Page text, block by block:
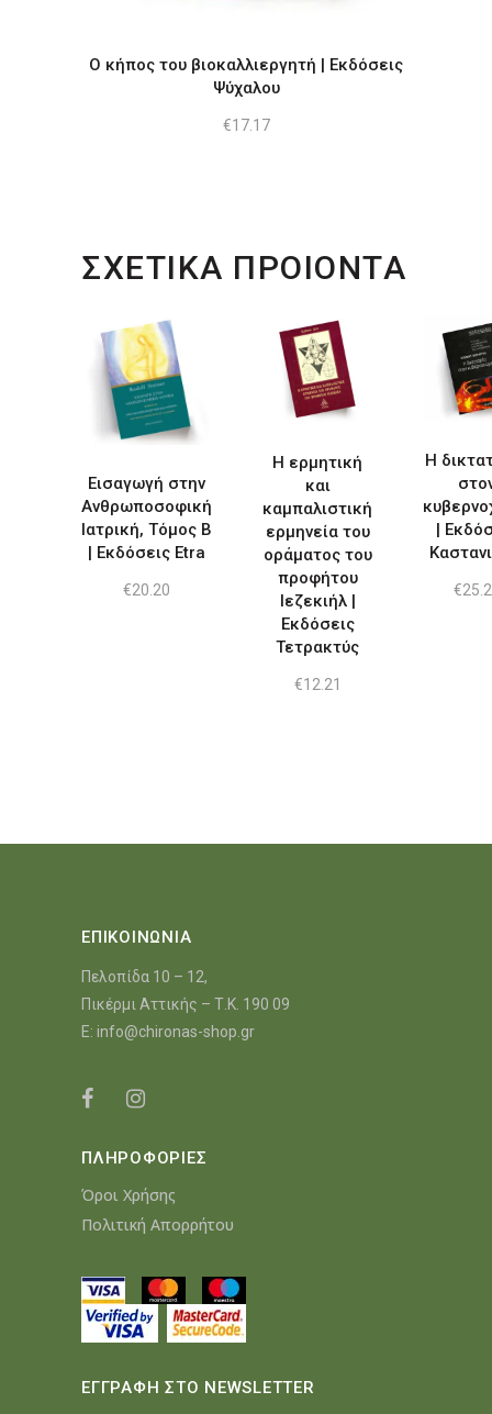
Ο κήπος του βιοκαλλιεργητή | Εκδόσεις
Ψύχαλου
€17.17
ΣΧΕΤΙΚΑ ΠΡΟΙΟΝΤΑ
Εισαγωγή στην
Ανθρωποσοφική
Ιατρική, Τόμος Β
| Εκδόσεις Etra
€20.20
Η ερμητική
και
καμπαλιστική
ερμηνεία του
οράματος του
προφήτου
Ιεζεκιήλ |
Εκδόσεις
Τετρακτύς
€12.21
Η
|
€
ΕΠΙΚΟΙΝΩΝΙΑ
Πελοπίδα 10 – 12,
Πικέρμι Αττικής – Τ.Κ. 190 09
E: info@chironas-shop.gr
ΠΛΗΡΟΦΟΡΙΕΣ
Όροι Χρήσης
Πολιτική Απορρήτου
ΕΓΓΡΑΦΗ ΣΤΟ NEWSLETTER